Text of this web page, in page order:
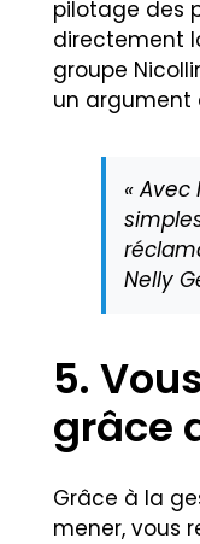
pilotage des
directement
groupe
un argument
«
Nelly
5.
grâce
Grâce à la
mener, vous